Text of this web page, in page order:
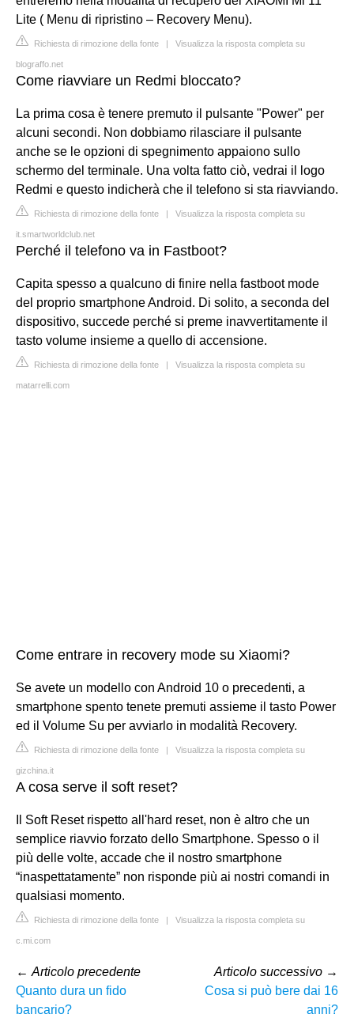
Lite ( Menu di ripristino – Recovery Menu).
Richiesta di rimozione della fonte | Visualizza la risposta completa su
blograffo.net
Come riavviare un Redmi bloccato?
La prima cosa è tenere premuto il pulsante "Power" per
alcuni secondi. Non dobbiamo rilasciare il pulsante
anche se le opzioni di spegnimento appaiono sullo
schermo del terminale. Una volta fatto ciò, vedrai il logo
Redmi e questo indicherà che il telefono si sta riavviando.
Richiesta di rimozione della fonte | Visualizza la risposta completa su
it.smartworldclub.net
Perché il telefono va in Fastboot?
Capita spesso a qualcuno di finire nella fastboot mode
del proprio smartphone Android. Di solito, a seconda del
dispositivo, succede perché si preme inavvertitamente il
tasto volume insieme a quello di accensione.
Richiesta di rimozione della fonte | Visualizza la risposta completa su
matarrelli.com
Come entrare in recovery mode su Xiaomi?
Se avete un modello con Android 10 o precedenti, a
smartphone spento tenete premuti assieme il tasto Power
ed il Volume Su per avviarlo in modalità Recovery.
Richiesta di rimozione della fonte | Visualizza la risposta completa su
gizchina.it
A cosa serve il soft reset?
Il Soft Reset rispetto all'hard reset, non è altro che un
semplice riavvio forzato dello Smartphone. Spesso o il
più delle volte, accade che il nostro smartphone
“inaspettatamente” non risponde più ai nostri comandi in
qualsiasi momento.
Richiesta di rimozione della fonte | Visualizza la risposta completa su
c.mi.com
← Articolo precedente
Quanto dura un fido
bancario?
Articolo successivo →
Cosa si può bere dai 16
anni?